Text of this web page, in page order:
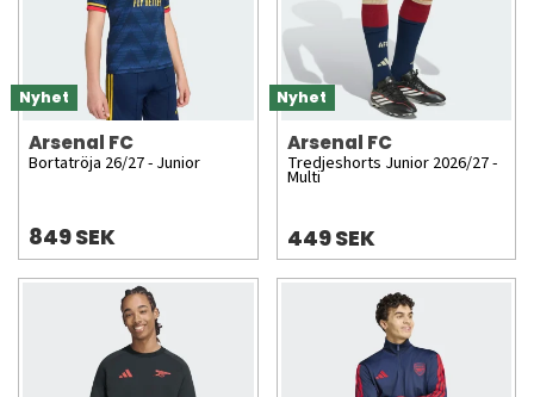
Nyhet
Arsenal FC
Bortatröja 26/27 - Junior
849 SEK
Nyhet
Arsenal FC
Tredjeshorts Junior 2026/27 -
Multi
449 SEK